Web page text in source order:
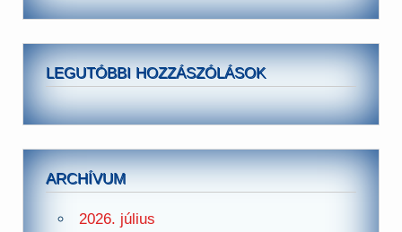
LEGUTÓBBI HOZZÁSZÓLÁSOK
ARCHÍVUM
2026. július